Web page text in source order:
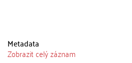
Metadata
Zobrazit celý záznam